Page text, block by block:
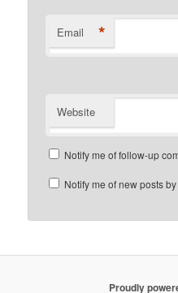
Email *
Website
Notify me of follow-up
Notify me of new posts
Proudly